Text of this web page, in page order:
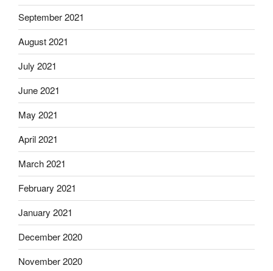
September 2021
August 2021
July 2021
June 2021
May 2021
April 2021
March 2021
February 2021
January 2021
December 2020
November 2020